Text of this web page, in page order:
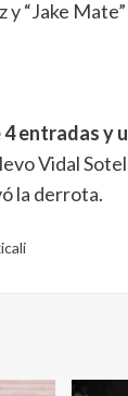
“Jake Mate”
entradas y
Vidal
la derrota.